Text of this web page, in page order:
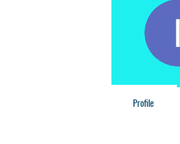
Profile